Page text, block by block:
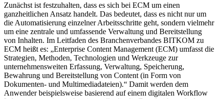
Zunächst ist festzuhalten, dass es sich bei ECM um einen
ganzheitlichen Ansatz handelt. Das bedeutet, dass es nicht nur um
die Automatisierung einzelner Arbeitsschritte geht, sondern vielmehr
um eine zentrale und umfassende Verwaltung und Bereitstellung
von Inhalten. Im Leitfaden des Branchenverbandes BITKOM zu
ECM heißt es: „Enterprise Content Management (ECM) umfasst die
Strategien, Methoden, Technologien und Werkzeuge zur
unternehmensweiten Erfassung, Verwaltung, Speicherung,
Bewahrung und Bereitstellung von Content (in Form von
Dokumenten- und Multimediadateien).“ Damit werden dem
Anwender beispielsweise basierend auf einem digitalen Workflow